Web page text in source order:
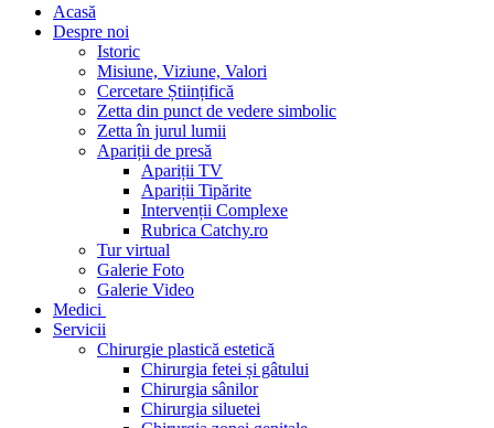
Acasă
Despre noi
Istoric
Misiune, Viziune, Valori
Cercetare Științifică
Zetta din punct de vedere simbolic
Zetta în jurul lumii
Apariții de presă
Apariții TV
Apariții Tipărite
Intervenții Complexe
Rubrica Catchy.ro
Tur virtual
Galerie Foto
Galerie Video
Medici
Servicii
Chirurgie plastică estetică
Chirurgia fetei și gâtului
Chirurgia sânilor
Chirurgia siluetei